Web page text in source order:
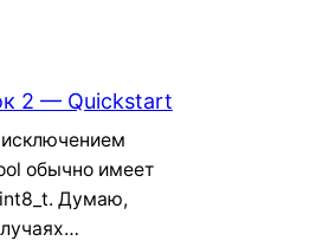
2 — Quickstart
обычно имеет
Думаю,